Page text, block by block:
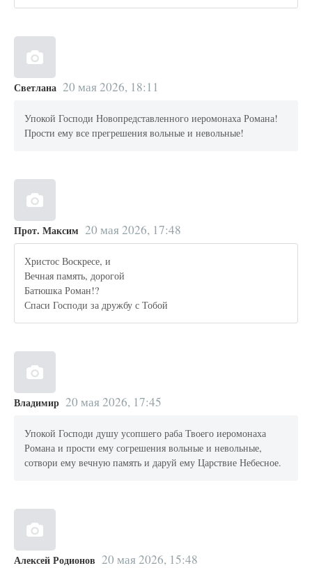
Светлана 20 мая 2026, 18:11
Упокой Господи Новопредставленного иеромонаха Романа!
Прости ему все прегрешения вольные и невольные!
Прот. Максим 20 мая 2026, 17:48
Христос Воскресе, и
Вечная память, дорогой
Батюшка Роман!?
Спаси Господи за дружбу с Тобой
Владимир 20 мая 2026, 17:45
Упокой Господи душу усопшего раба Твоего иеромонаха
Романа и прости ему согрешения вольные и невольные,
сотвори ему вечную память и даруй ему Царствие Небесное.
Алексей Родионов 20 мая 2026, 15:48